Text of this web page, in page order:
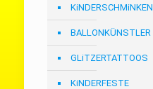
KiNDERSCHMiNKEN
BALLONKÜNSTLER
GLiTZERTATTOOS
KiNDERFESTE